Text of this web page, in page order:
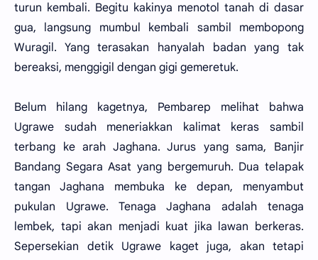
turun kembali. Begitu kakinya menotol tanah di dasar
gua, langsung mumbul kembali sambil membopong
Wuragil. Yang terasakan hanyalah badan yang tak
bereaksi, menggigil dengan gigi gemeretuk.
Belum hilang kagetnya, Pembarep melihat bahwa
Ugrawe sudah meneriakkan kalimat keras sambil
terbang ke arah Jaghana. Jurus yang sama, Banjir
Bandang Segara Asat yang bergemuruh. Dua telapak
tangan Jaghana membuka ke depan, menyambut
pukulan Ugrawe. Tenaga Jaghana adalah tenaga
lembek, tapi akan menjadi kuat jika lawan berkeras.
Sepersekian detik Ugrawe kaget juga, akan tetapi